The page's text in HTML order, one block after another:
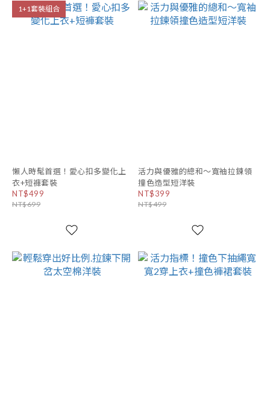
1+1套裝組合
懶人時髦首選！愛心扣多變化上
衣+短褲套裝
NT$499
NT$699
活力與優雅的總和～寬袖拉鍊領
撞色造型短洋裝
NT$399
NT$499